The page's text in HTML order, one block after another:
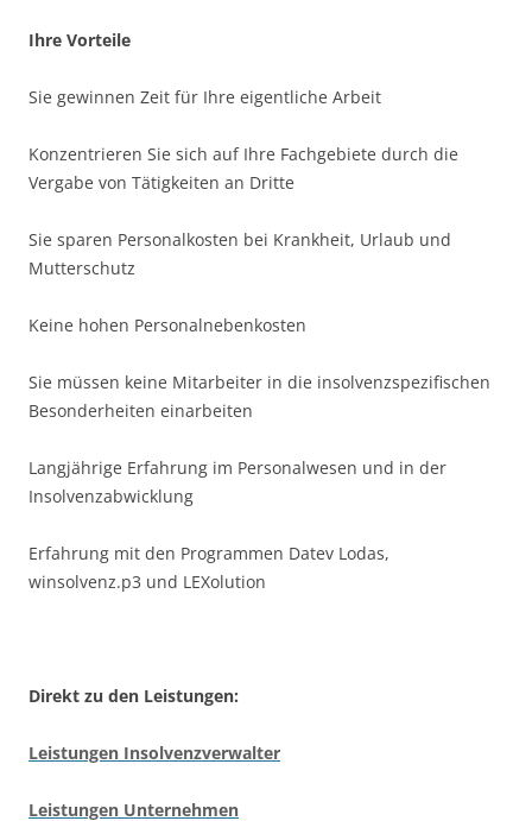
Ihre Vorteile
Sie gewinnen Zeit für Ihre eigentliche Arbeit
Konzentrieren Sie sich auf Ihre Fachgebiete durch die
Vergabe von Tätigkeiten an Dritte
Sie sparen Personalkosten bei Krankheit, Urlaub und
Mutterschutz
Keine hohen Personalnebenkosten
Sie müssen keine Mitarbeiter in die insolvenzspezifischen
Besonderheiten einarbeiten
Langjährige Erfahrung im Personalwesen und in der
Insolvenzabwicklung
Erfahrung mit den Programmen Datev Lodas,
winsolvenz.p3 und LEXolution
Direkt zu den Leistungen:
Leistungen Insolvenzverwalter
Leistungen Unternehmen